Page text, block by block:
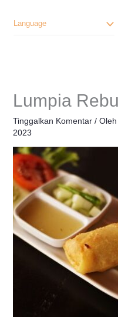
Language
Lumpia
Tinggalkan Komentar / Oleh
2023